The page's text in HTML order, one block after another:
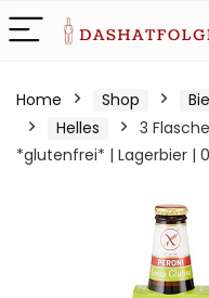
Home Shop
Helles
3
*glutenfrei* | Lagerbier |